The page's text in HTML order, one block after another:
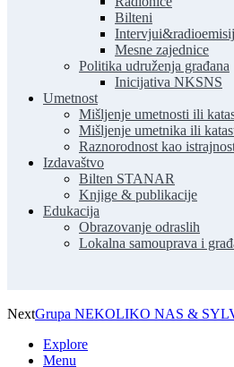
Bilteni
Mesne zajednice
Politika udruženja građana
Inicijativa NKSNS
Umetnost
Mišljenje umetnosti ili
Mišljenje umetnika ili
Raznorodnost kao
Izdavaštvo
Bilten STANAR
Knjige & publikacije
Edukacija
Obrazovanje odraslih
Lokalna samouprava i
NextGrupa NEKOLIKO NAS &
Explore
Menu